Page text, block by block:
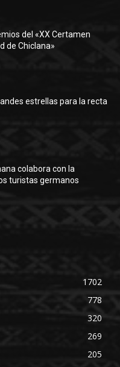
del «XX Certamen
de Chiclana»
estrellas para la recta
colabora con la
turistas germanos
1702
778
320
269
205